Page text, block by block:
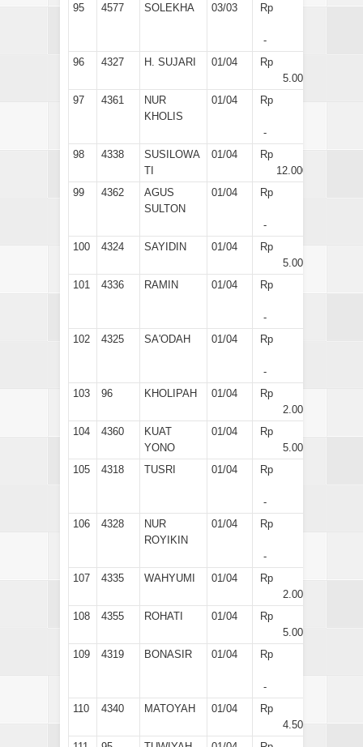
95
4577 SOLEKHA 03/03 Rp
-
96
4327 H. SUJARI 01/04
Rp
5.000
97
4361
NUR
KHOLIS
01/04 Rp
-
98
4338
SUSILOWA
TI
01/04
Rp
12.000
99
4362
AGUS
SULTON
01/04 Rp
-
100
4324 SAYIDIN 01/04
Rp
5.000
101
4336 RAMIN 01/04 Rp
-
102
4325 SA'ODAH 01/04 Rp
-
103
96 KHOLIPAH 01/04
Rp
2.000
104
4360
KUAT
YONO
01/04
Rp
5.000
105
4318 TUSRI 01/04 Rp
-
106
4328
NUR
ROYIKIN
01/04 Rp
-
107
4335 WAHYUMI 01/04
Rp
2.000
108
4355 ROHATI 01/04
Rp
5.000
109
4319 BONASIR 01/04 Rp
-
110
4340 MATOYAH 01/04
Rp
4.500